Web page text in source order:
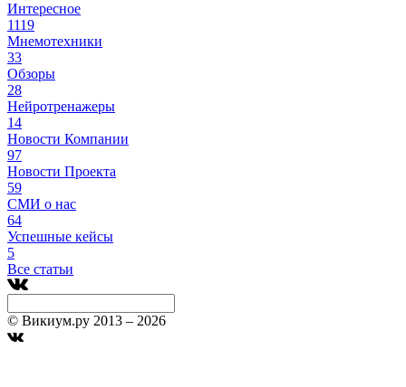
Интересное
1119
Мнемотехники
33
Обзоры
28
Нейротренажеры
14
Новости Компании
97
Новости Проекта
59
СМИ о нас
64
Успешные кейсы
5
Все статьи
© Викиум.ру 2013 – 2026